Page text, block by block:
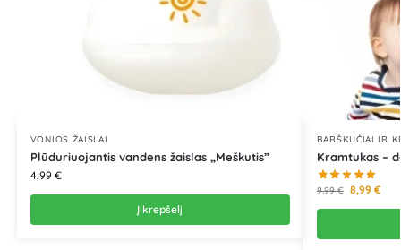
VONIOS ŽAISLAI
Plūduriuojantis vandens žaislas „Meškutis”
4,99 €
Į krepšelį
BARŠKUČIAI IR
Kramtukas –
9,99€ 8,99 €